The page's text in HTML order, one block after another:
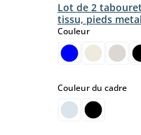
Lot de 2
tissu, pieds
Couleurselect
Couleur du cadre